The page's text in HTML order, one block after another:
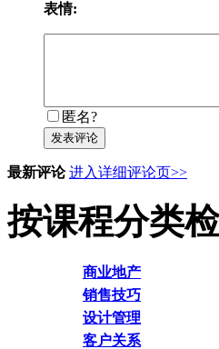
表情:
匿名?
发表评论
最新评论 进入详细评论页>>
按课程分类
商业地产
销售技巧
设计管理
客户关系